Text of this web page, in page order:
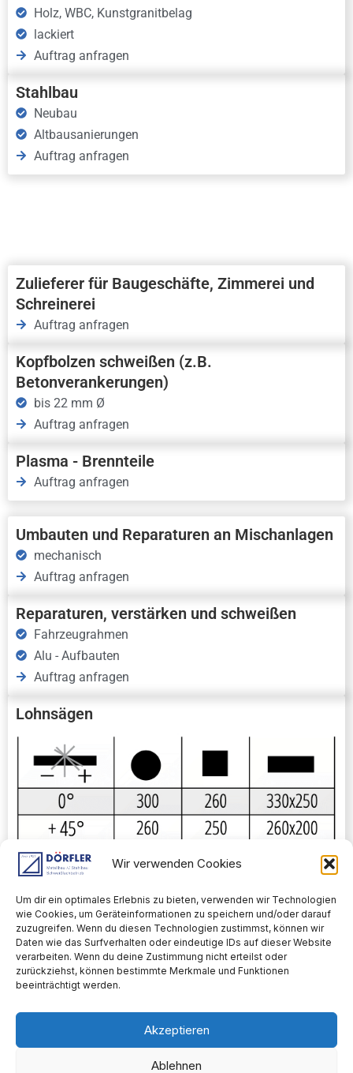
Wir verwenden Cookies
Um dir ein optimales Erlebnis zu bieten, verwenden wir Technologien
wie Cookies, um Geräteinformationen zu speichern und/oder darauf
zuzugreifen. Wenn du diesen Technologien zustimmst, können wir
Daten wie das Surfverhalten oder eindeutige IDs auf dieser Website
verarbeiten. Wenn du deine Zustimmung nicht erteilst oder
zurückziehst, können bestimmte Merkmale und Funktionen
beeinträchtigt werden.
Akzeptieren
Ablehnen
Holz, WBC, Kunstgranitbelag
lackiert
Auftrag anfragen
Stahlbau
Neubau
Altbausanierungen
Auftrag anfragen
Zulieferer für Baugeschäfte, Zimmerei und
Schreinerei
Auftrag anfragen
Kopfbolzen schweißen (z.B.
Betonverankerungen)
bis 22 mm Ø
Auftrag anfragen
Plasma - Brennteile
Auftrag anfragen
Umbauten und Reparaturen an Mischanlagen
mechanisch
Auftrag anfragen
Reparaturen, verstärken und schweißen
Fahrzeugrahmen
Alu - Aufbauten
Auftrag anfragen
Lohnsägen
Auftrag anfragen
Impressum
Karriere